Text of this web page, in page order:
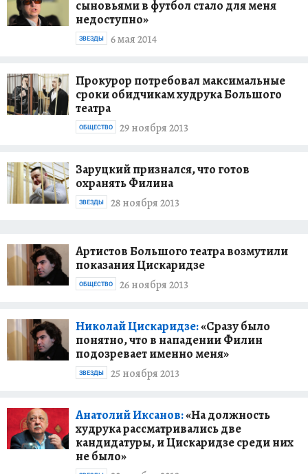
сыновьями в футбол стало для меня
недоступно»
6 мая 2014
ЗВЕЗДЫ
Прокурор потребовал максимальные
сроки обидчикам худрука Большого
театра
29 ноября 2013
ОБЩЕСТВО
Заруцкий признался, что готов
охранять Филина
28 ноября 2013
ЗВЕЗДЫ
Артистов Большого театра возмутили
показания Цискаридзе
26 ноября 2013
ОБЩЕСТВО
Николай Цискаридзе:«Сразу было
понятно, что в нападении Филин
подозревает именно меня»
25 ноября 2013
ЗВЕЗДЫ
Анатолий Иксанов:«На должность
худрука рассматривались две
кандидатуры, и Цискаридзе среди них
не было»